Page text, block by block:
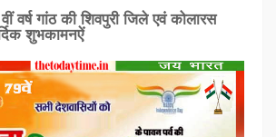
वर्ष गांठ की शिवपुरी जिले एवं कोलारस
शुभकामनऐं